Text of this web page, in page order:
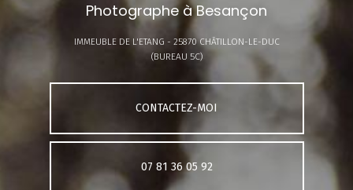
Photographe à Besançon
IMMEUBLE DE L'ETANG - 25870 CHÂTILLON-LE-DUC
(BUREAU 5C)
CONTACTEZ-MOI
07 81 36 05 92